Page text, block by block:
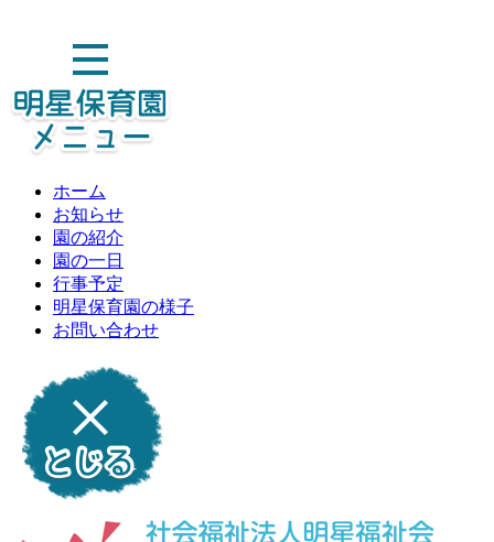
ホーム
お知らせ
園の紹介
園の一日
行事予定
明星保育園の様子
お問い合わせ